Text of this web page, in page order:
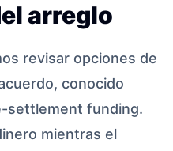
arreglo
revisar opciones de
conocido
settlement funding.
mientras el